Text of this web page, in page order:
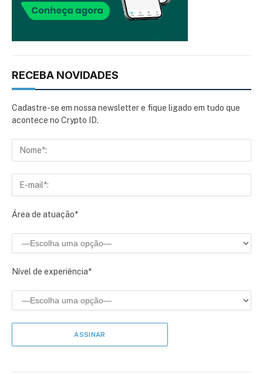
RECEBA NOVIDADES
Cadastre-se em nossa newsletter e fique ligado em tudo que
acontece no Crypto ID.
Área de atuação*
Nível de experiência*